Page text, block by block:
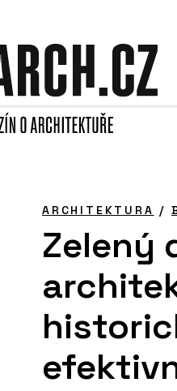
ARCHITEKTURA /
Zelený